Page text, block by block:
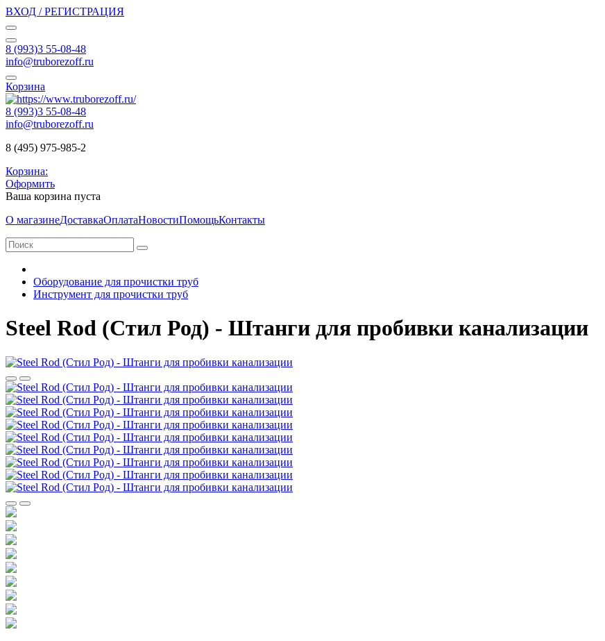
ВХОД / РЕГИСТРАЦИЯ
8 (993)3 55-08-48
info@truborezoff.ru
Корзина
8 (993)3 55-08-48
info@truborezoff.ru
8 (495) 975-985-2
Корзина:
Оформить
Ваша корзина пуста
О магазинеДоставкаОплатаНовостиПомощьКонтакты
Оборудование для прочистки труб
Инструмент для прочистки труб
Steel Rod (Стил Род) - Штанги для пробивки канализации